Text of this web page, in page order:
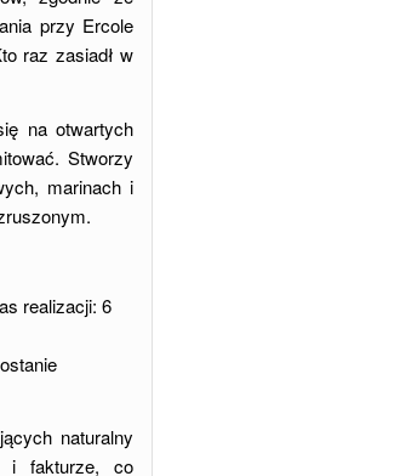
przy Ercole
raz zasiadł w
na otwartych
Stworzy
marinach i
realizacji: 6
naturalny
i fakturze, co